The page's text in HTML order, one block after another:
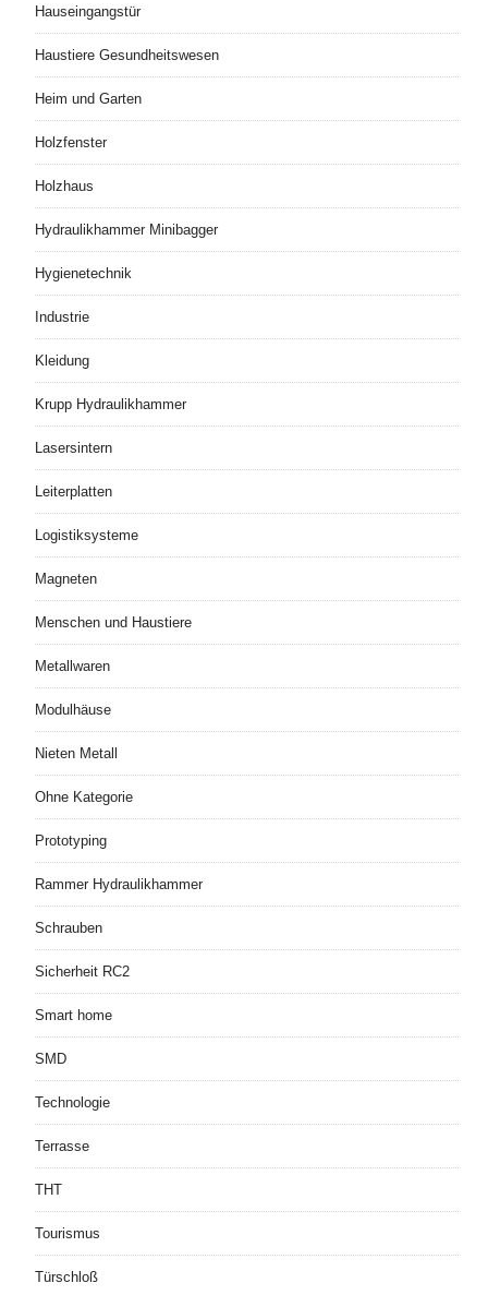
Hauseingangstür
Haustiere Gesundheitswesen
Heim und Garten
Holzfenster
Holzhaus
Hydraulikhammer Minibagger
Hygienetechnik
Industrie
Kleidung
Krupp Hydraulikhammer
Lasersintern
Leiterplatten
Logistiksysteme
Magneten
Menschen und Haustiere
Metallwaren
Modulhäuse
Nieten Metall
Ohne Kategorie
Prototyping
Rammer Hydraulikhammer
Schrauben
Sicherheit RC2
Smart home
SMD
Technologie
Terrasse
THT
Tourismus
Türschloß